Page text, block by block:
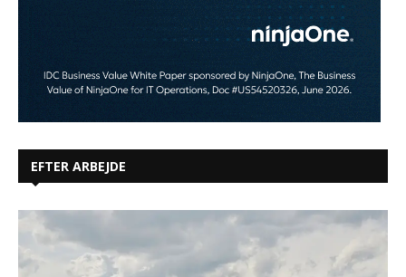
EFTER ARBEJDE